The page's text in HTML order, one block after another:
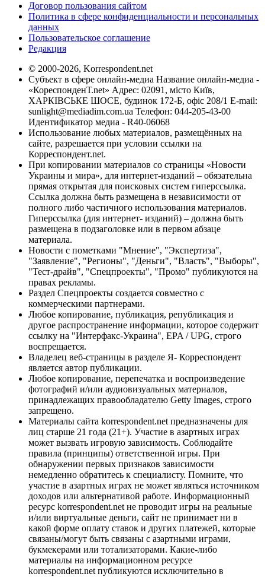
Договор пользования сайтом
Политика в сфере конфиденциальности и персональных
данных
Пользовательское соглашение
Редакция
© 2000-2026, Korrespondent.net
Субъект в сфере онлайн-медиа Название онлайн-медиа -
«КореспонденТ.net» Адрес: 02091, місто Київ,
ХАРКІВСЬКЕ ШОСЕ, будинок 172-Б, офіс 208/1 E-mail:
sunlight@mediadim.com.ua Телефон: 044-205-43-00
Идентификатор медиа - R40-06068
Использование любых материалов, размещённых на
сайте, разрешается при условии ссылки на
Корреспондент.net.
При копировании материалов со страницы «Новости
Украины и мира», для интернет-изданий – обязательна
прямая открытая для поисковых систем гиперссылка.
Ссылка должна быть размещена в независимости от
полного либо частичного использования материалов.
Гиперссылка (для интернет- изданий) – должна быть
размещена в подзаголовке или в первом абзаце
материала.
Новости с пометками "Мнение", "Экспертиза",
"Заявление", "Регионы", "Деньги", "Власть", "Выборы",
"Тест-драйв", "Спецпроекты", "Промо" публикуются на
правах рекламы.
Раздел Спецпроекты создается совместно с
коммерческими партнерами.
Любое копирование, публикация, републикация и
другое распространение информации, которое содержит
ссылку на "Интерфакс-Украина", EPA / UPG, строго
воспрещается.
Владелец веб-страницы в разделе Я- Корреспондент
является автор публикации.
Любое копирование, перепечатка и воспроизведение
фотографий и/или аудиовизуальных материалов,
принадлежащих правообладателю Getty Images, строго
запрещено.
Материалы сайта korrespondent.net предназначены для
лиц старше 21 года (21+). Участие в азартных играх
может вызвать игровую зависимость. Соблюдайте
правила (принципы) ответственной игры. При
обнаружении первых признаков зависимости
немедленно обратитесь к специалисту. Помните, что
участие в азартных играх не может являться источником
доходов или альтернативой работе. Информационный
ресурс korrespondent.net не проводит игры на реальные
и/или виртуальные деньги, сайт не принимает ни в
какой форме оплату ставок и других платежей, которые
связаны/могут быть связаны с азартными играми,
букмекерами или тотализаторами. Какие-либо
материалы на информационном ресурсе
korrespondent.net публикуются исключительно в